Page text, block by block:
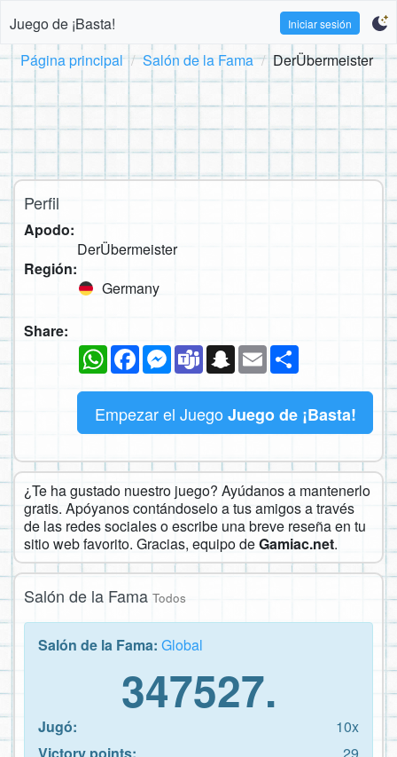
Juego de ¡Basta! Iniciar sesión
Página principal Salón de la Fama DerÜbermeister
Perfil
Apodo:
DerÜbermeister
Región:
Germany
Share:
WhatsAppFacebookMessenger
TeamsSnapchat
Email
Empezar el Juego Juego de ¡Basta!
¿Te ha gustado nuestro juego? Ayúdanos a mantenerlo
gratis. Apóyanos contándoselo a tus amigos a través
de las redes sociales o escribe una breve reseña en tu
sitio web favorito. Gracias, equipo deGamiac.net.
Salón de la Fama Todos
Salón de la Fama: Global
347527.
Jugó:
10x
Victory points:
29